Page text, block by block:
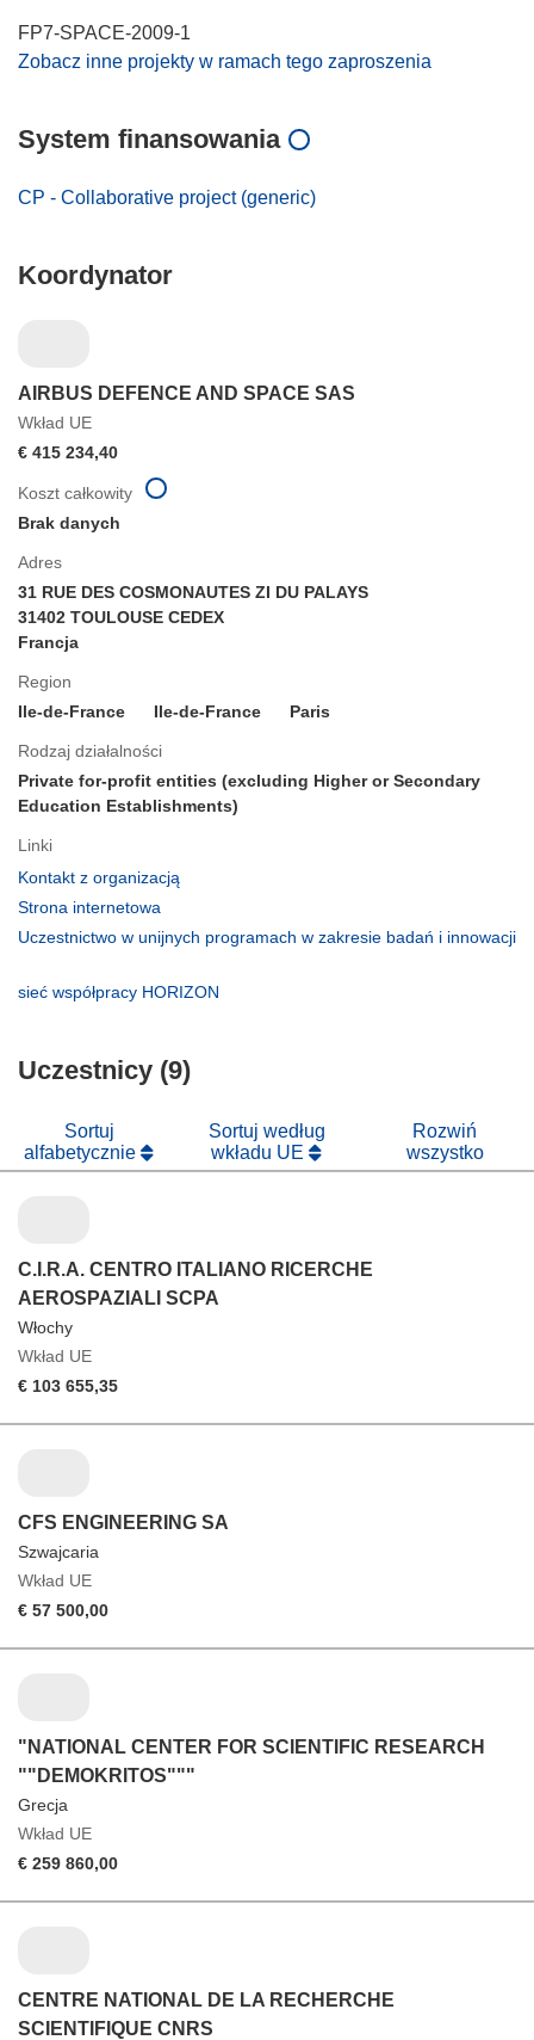
FP7-SPACE-2009-1
Zobacz inne projekty w ramach tego zaproszenia
System finansowania
CP - Collaborative project (generic)
Koordynator
AIRBUS DEFENCE AND SPACE SAS
Wkład UE
€ 415 234,40
Adres
31 RUE DES COSMONAUTES ZI DU PALAYS
31402 TOULOUSE CEDEX
Francja
Region
Ile-de-France
Ile-de-France Paris
Rodzaj działalności
Private for-profit entities (excluding Higher or Secondary
Education Establishments)
Linki
Kontakt z organizacją
oknie)
Strona internetowa
otworzy
Uczestnictwo w unijnych programach w zakresie badań i innowacji
otworzy
nowym
sieć współpracy HORIZON
Koszt całkowity
Brak danych
Uczestnicy (9)
Sortuj
alfabetycznie
Sortuj według
wkładu UE
Rozwiń
wszystko
C.I.R.A. CENTRO ITALIANO RICERCHE
AEROSPAZIALI SCPA
Włochy
Wkład UE
€ 103 655,35
CFS ENGINEERING SA
Szwajcaria
Wkład UE
€ 57 500,00
"NATIONAL CENTER FOR SCIENTIFIC RESEARCH
""DEMOKRITOS"""
Grecja
Wkład UE
€ 259 860,00
CENTRE NATIONAL DE LA RECHERCHE
SCIENTIFIQUE CNRS